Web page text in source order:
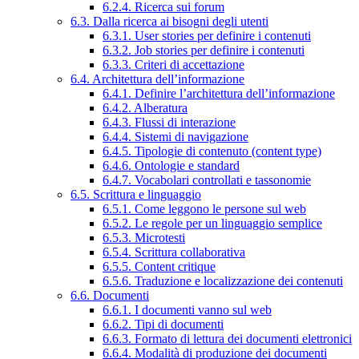
6.2.4. Ricerca sui forum
6.3. Dalla ricerca ai bisogni degli utenti
6.3.1. User stories per definire i contenuti
6.3.2. Job stories per definire i contenuti
6.3.3. Criteri di accettazione
6.4. Architettura dell’informazione
6.4.1. Definire l’architettura dell’informazione
6.4.2. Alberatura
6.4.3. Flussi di interazione
6.4.4. Sistemi di navigazione
6.4.5. Tipologie di contenuto (content type)
6.4.6. Ontologie e standard
6.4.7. Vocabolari controllati e tassonomie
6.5. Scrittura e linguaggio
6.5.1. Come leggono le persone sul web
6.5.2. Le regole per un linguaggio semplice
6.5.3. Microtesti
6.5.4. Scrittura collaborativa
6.5.5. Content critique
6.5.6. Traduzione e localizzazione dei contenuti
6.6. Documenti
6.6.1. I documenti vanno sul web
6.6.2. Tipi di documenti
6.6.3. Formato di lettura dei documenti elettronici
6.6.4. Modalità di produzione dei documenti